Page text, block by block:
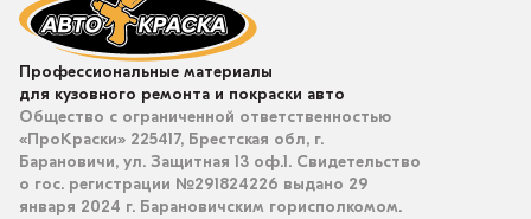
Профессиональные материалы
для кузовного ремонта и покраски авто
Общество с ограниченной ответственностью
«ПроКраски» 225417, Брестская обл, г.
Барановичи, ул. Защитная 13 оф.1. Свидетельство
о гос. регистрации №291824226 выдано 29
января 2024 г. Барановичским горисполкомом.